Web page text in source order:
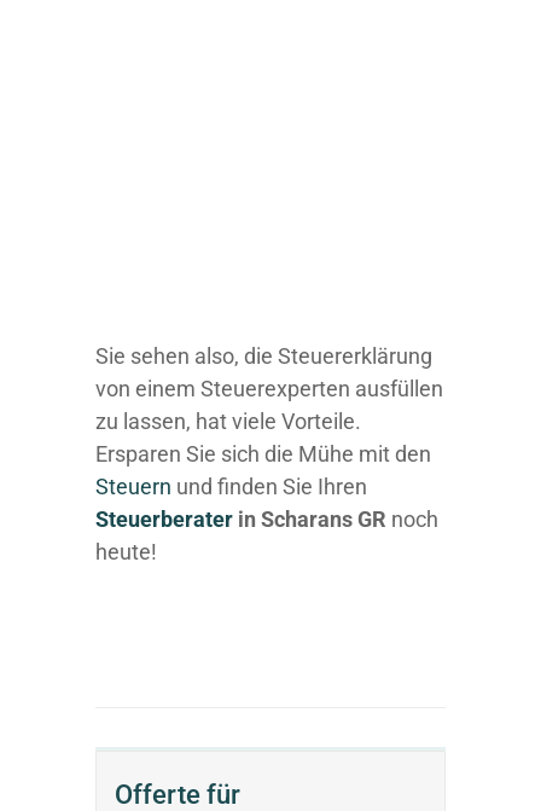
Offerte für
Sie sehen also, die Steuererklärung
von einem Steuerexperten ausfüllen
zu lassen, hat viele Vorteile.
Ersparen Sie sich die Mühe mit den
Steuern und finden Sie Ihren
Steuerberater in Scharans GR noch
heute!